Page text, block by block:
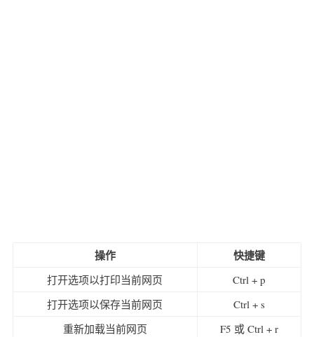
操作 快捷键
打开选项以打印当前网页
Ctrl + p
打开选项以保存当前网页
Ctrl + s
重新加载当前网页
F5 或 Ctrl + r